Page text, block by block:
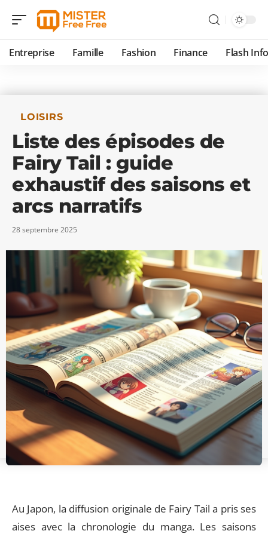
Entreprise Famille Fashion Finance Flash Info
LOISIRS
Liste des épisodes de
Fairy Tail : guide
exhaustif des saisons et
arcs narratifs
28 septembre 2025
Au Japon, la diffusion originale de Fairy Tail a pris ses
aises avec la chronologie du manga. Les saisons